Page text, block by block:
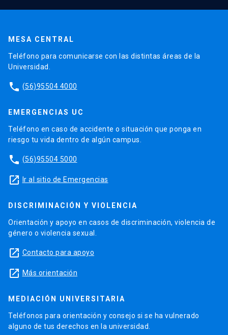
MESA CENTRAL
Teléfono para comunicarse con las distintas áreas de la
Universidad.
phone (56)95504 4000
EMERGENCIAS UC
Teléfono en caso de accidente o situación que ponga en
riesgo tu vida dentro de algún campus.
phone (56)95504 5000
launch Ir al sitio de Emergencias
DISCRIMINACIÓN Y VIOLENCIA
Orientación y apoyo en casos de discriminación, violencia de
género o violencia sexual.
launch Contacto para apoyo
launch Más orientación
MEDIACIÓN UNIVERSITARIA
Teléfonos para orientación y consejo si se ha vulnerado
alguno de tus derechos en la universidad.